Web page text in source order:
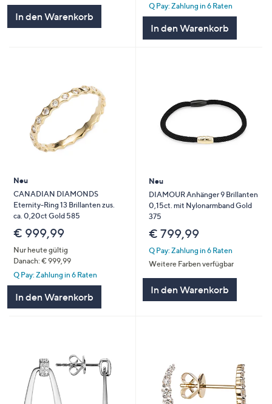
In den Warenkorb
Q Pay: Zahlung in 6 Raten
In den Warenkorb
Neu
CANADIAN DIAMONDS
Eternity-Ring 13 Brillanten zus.
ca. 0,20ct Gold 585
€ 999,99
Nur heute gültig
Danach: € 999,99
Q Pay: Zahlung in 6 Raten
In den Warenkorb
Neu
DIAMOUR Anhänger 9 Brillanten
0,15ct. mit Nylonarmband Gold
375
€ 799,99
Q Pay: Zahlung in 6 Raten
Weitere Farben verfügbar
In den Warenkorb